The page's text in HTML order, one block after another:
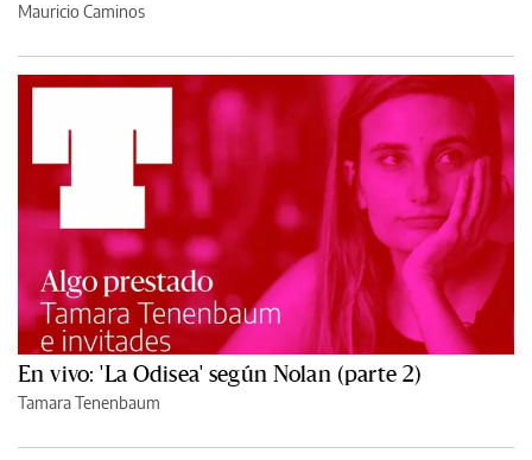
Mauricio Caminos
En vivo: 'La Odisea' según Nolan (parte 2)
Tamara Tenenbaum